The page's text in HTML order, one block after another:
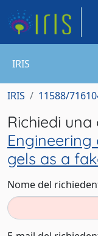
IRIS
IRIS 11588/
Richiedi
gels as a
Nome del